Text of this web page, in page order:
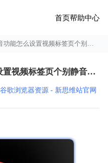
首页帮助中心
么设置视频标签页个别静音操作方法
google浏览器静音功能怎么设置视频标签页个别静音操作方法
歌浏览器资源 - 新思维站官网